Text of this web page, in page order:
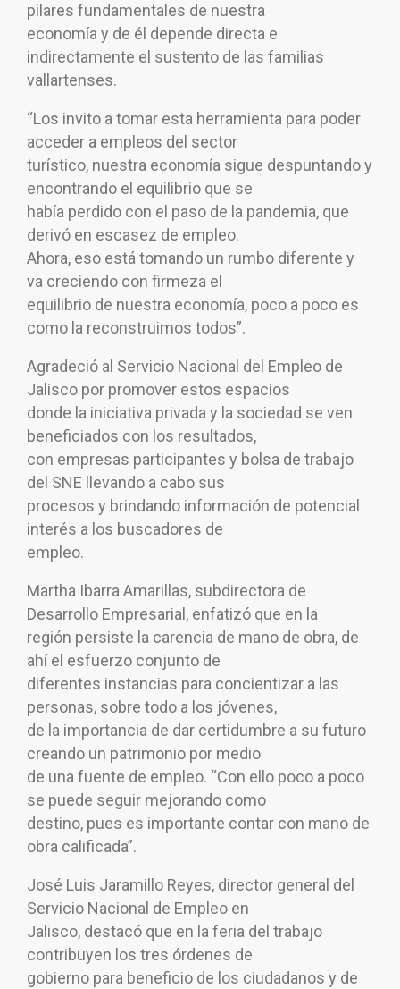
pilares fundamentales de nuestra
economía y de él depende directa e
indirectamente el sustento de las familias
vallartenses.
“Los invito a tomar esta herramienta para poder
acceder a empleos del sector
turístico, nuestra economía sigue despuntando y
encontrando el equilibrio que se
había perdido con el paso de la pandemia, que
derivó en escasez de empleo.
Ahora, eso está tomando un rumbo diferente y
va creciendo con firmeza el
equilibrio de nuestra economía, poco a poco es
como la reconstruimos todos”.
Agradeció al Servicio Nacional del Empleo de
Jalisco por promover estos espacios
donde la iniciativa privada y la sociedad se ven
beneficiados con los resultados,
con empresas participantes y bolsa de trabajo
del SNE llevando a cabo sus
procesos y brindando información de potencial
interés a los buscadores de
empleo.
Martha Ibarra Amarillas, subdirectora de
Desarrollo Empresarial, enfatizó que en la
región persiste la carencia de mano de obra, de
ahí el esfuerzo conjunto de
diferentes instancias para concientizar a las
personas, sobre todo a los jóvenes,
de la importancia de dar certidumbre a su futuro
creando un patrimonio por medio
de una fuente de empleo. “Con ello poco a poco
se puede seguir mejorando como
destino, pues es importante contar con mano de
obra calificada”.
José Luis Jaramillo Reyes, director general del
Servicio Nacional de Empleo en
Jalisco, destacó que en la feria del trabajo
contribuyen los tres órdenes de
gobierno para beneficio de los ciudadanos y de